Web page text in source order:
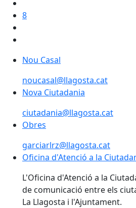
8
Nou Casal
Nou Casal
noucasal@llagosta.cat
Nova Ciutadania
ciutadania@llagosta.cat
Obres
garciarlrz@llagosta.cat
Oficina d'Atenció a la
Oficina d'Atenció a la
L'Oficina d'Atenció a la
de comunicació entre els
La Llagosta i l'Ajuntament.